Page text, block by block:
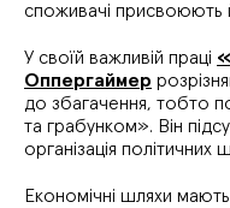
споживачі присвоюють
У своїй важливій праці
Оппергаймер
до збагачення, тобто
та грабунком». Він
організація політичних
Економічні шляхи